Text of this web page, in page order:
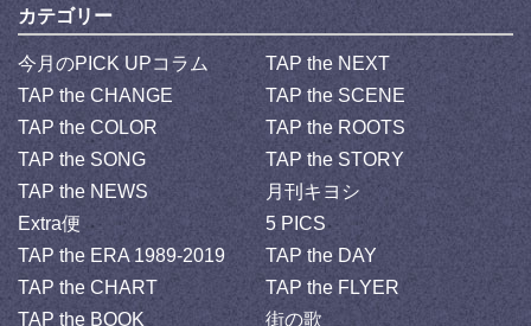
カテゴリー
今月のPICK UPコラム
TAP the NEXT
TAP the CHANGE
TAP the SCENE
TAP the COLOR
TAP the ROOTS
TAP the SONG
TAP the STORY
TAP the NEWS
月刊キヨシ
Extra便
5 PICS
TAP the ERA 1989-2019
TAP the DAY
TAP the CHART
TAP the FLYER
TAP the BOOK
街の歌